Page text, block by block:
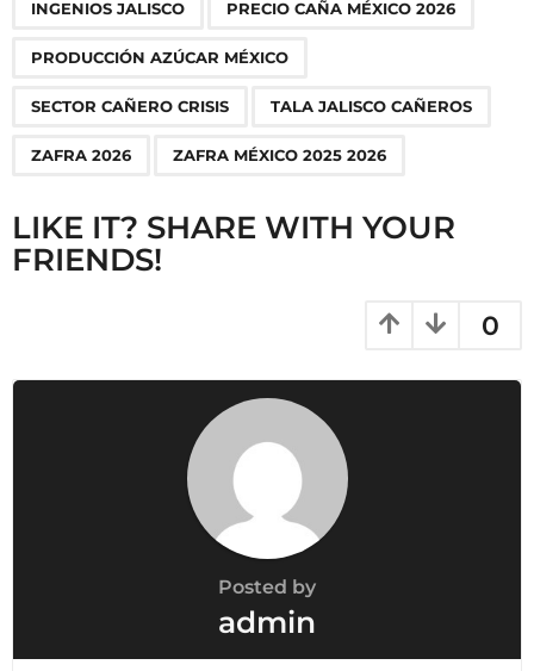
INGENIOS JALISCO PRECIO CAÑA MÉXICO 2026
PRODUCCIÓN AZÚCAR MÉXICO
SECTOR CAÑERO CRISIS TALA JALISCO CAÑEROS
ZAFRA 2026 ZAFRA MÉXICO 2025 2026
LIKE IT? SHARE WITH YOUR
FRIENDS!
0
Posted by
admin